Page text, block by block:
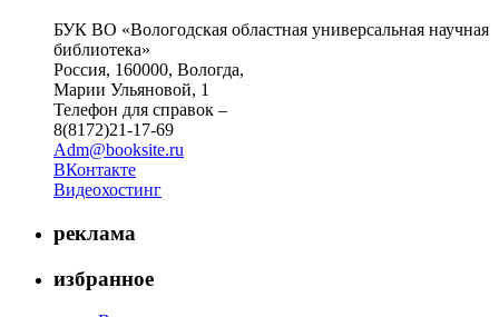
БУК ВО «Вологодская областная универсальная научная
библиотека»
Россия, 160000, Вологда,
Марии Ульяновой, 1
Телефон для справок –
8(8172)21-17-69
Adm@booksite.ru
ВКонтакте
Видеохостинг
реклама
избранное